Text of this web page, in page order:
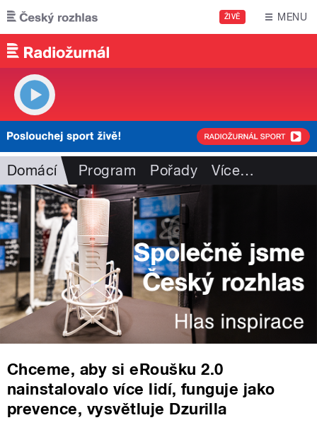
Přejít k hlavnímu obsahu
ŽIVĚ MENU
Domácí Program Pořady Více…
Chceme, aby si eRoušku 2.0
nainstalovalo více lidí, funguje jako
prevence, vysvětluje Dzurilla